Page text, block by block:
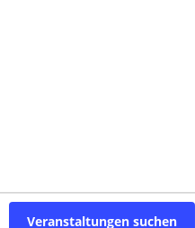
Veranstaltungen suchen